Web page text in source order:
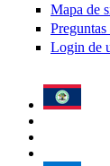
Mapa de
Login de